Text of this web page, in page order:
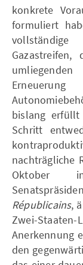
konkrete
formuliert
bislang
Schritt
nachträgliche
Oktober
Républicains,
Zwei-
Anerkennung
den